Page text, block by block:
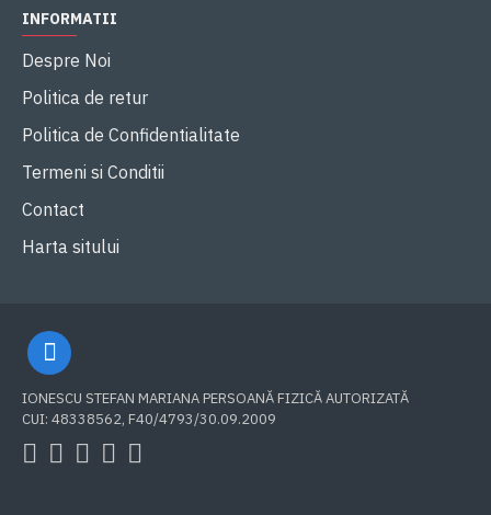
INFORMATII
Despre Noi
Politica de retur
Politica de Confidentialitate
Termeni si Conditii
Contact
Harta sitului
IONESCU STEFAN MARIANA PERSOANĂ FIZICĂ AUTORIZATĂ
CUI: 48338562, F40/4793/30.09.2009